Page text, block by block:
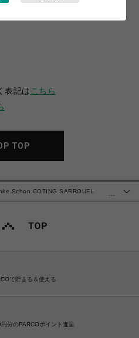
表記は こちら
TOP
…
Schon COTING SARROUEL
で貯まる＆使える
分のPARCOポイント進呈